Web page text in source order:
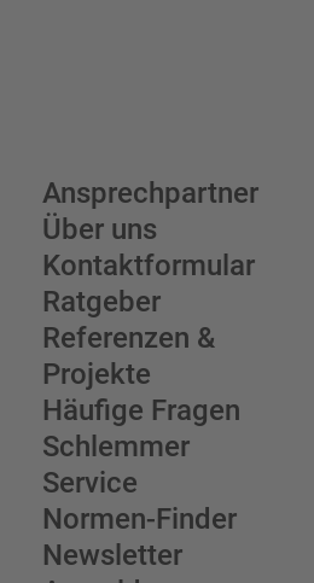
Ansprechpartner
Über uns
Kontaktformular
Ratgeber
Referenzen &
Projekte
Häufige Fragen
Schlemmer
Service
Normen-Finder
Newsletter